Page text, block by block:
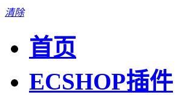
清除
首页
ECSHOP插件